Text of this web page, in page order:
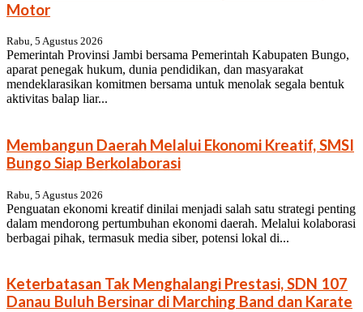
Motor
Rabu, 5 Agustus 2026
Pemerintah Provinsi Jambi bersama Pemerintah Kabupaten Bungo,
aparat penegak hukum, dunia pendidikan, dan masyarakat
mendeklarasikan komitmen bersama untuk menolak segala bentuk
aktivitas balap liar...
Membangun Daerah Melalui Ekonomi Kreatif, SMSI
Bungo Siap Berkolaborasi
Rabu, 5 Agustus 2026
Penguatan ekonomi kreatif dinilai menjadi salah satu strategi penting
dalam mendorong pertumbuhan ekonomi daerah. Melalui kolaborasi
berbagai pihak, termasuk media siber, potensi lokal di...
Keterbatasan Tak Menghalangi Prestasi, SDN 107
Danau Buluh Bersinar di Marching Band dan Karate